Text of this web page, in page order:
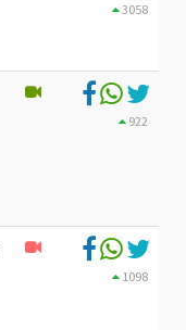
3058
922
1098